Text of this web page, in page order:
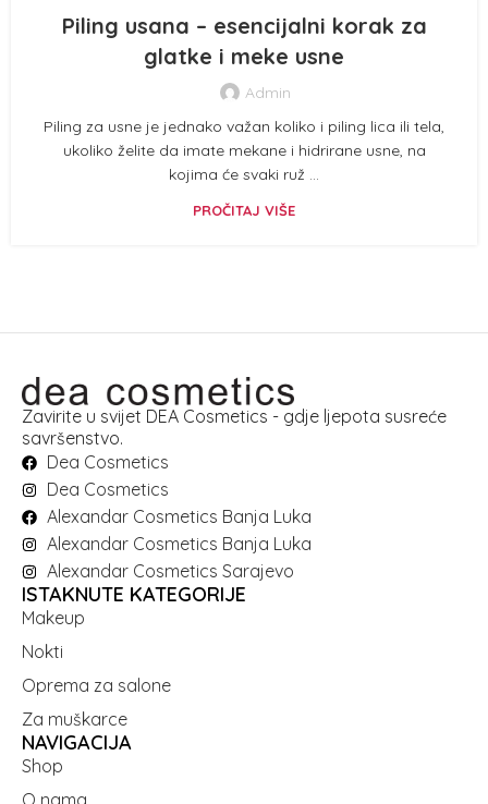
Piling usana – esencijalni korak za
glatke i meke usne
Admin
Piling za usne je jednako važan koliko i piling lica ili tela,
ukoliko želite da imate mekane i hidrirane usne, na
kojima će svaki ruž ...
PROČITAJ VIŠE
Zavirite u svijet DEA Cosmetics - gdje ljepota susreće
savršenstvo.
Dea Cosmetics
Dea Cosmetics
Alexandar Cosmetics Banja Luka
Alexandar Cosmetics Banja Luka
Alexandar Cosmetics Sarajevo
ISTAKNUTE KATEGORIJE
Makeup
Nokti
Oprema za salone
Za muškarce
NAVIGACIJA
Shop